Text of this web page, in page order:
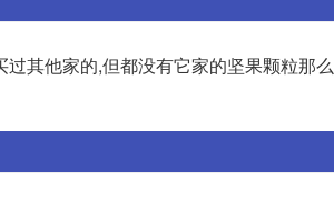
其他家的,但都没有它家的坚果颗粒那